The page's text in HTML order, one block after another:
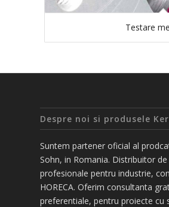
Testare
Despre noi si produsele
Suntem partener oficial al
Sohn, in Romania. Distribuitor
profesionale pentru industrie,
HORECA. Oferim consultanta
preferentiale, pentru proiecte cu